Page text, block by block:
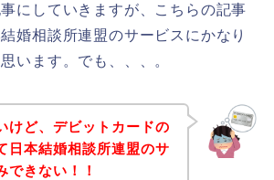
にしていきますが、こちらの記事
婚相談所連盟のサービスにかなり
います。でも、、、。
けど、デビットカードの
日本結婚相談所連盟のサ
できない！！